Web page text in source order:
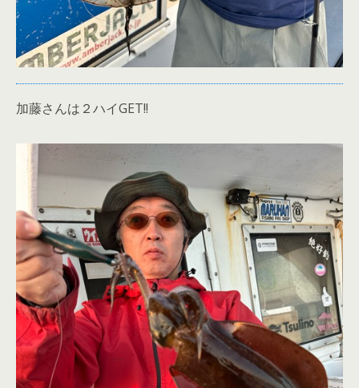
加藤さんは２ハイGET!!